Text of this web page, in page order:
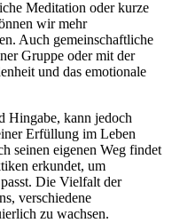
Meditation oder kurze
wir mehr
Auch gemeinschaftliche
Gruppe oder mit der
und das emotionale
Hingabe, kann jedoch
Erfüllung im Leben
seinen eigenen Weg findet
erkundet, um
Die Vielfalt der
verschiedene
zu wachsen.